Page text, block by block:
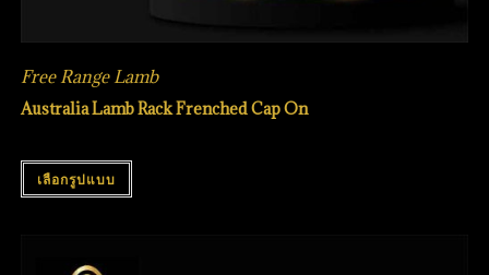
Free Range Lamb
Australia Lamb Rack Frenched Cap On
เลือกรูปแบบ